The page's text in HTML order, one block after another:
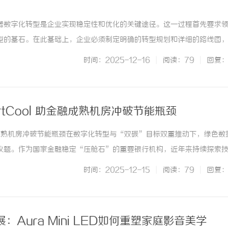
字化转型是企业实现稳定性和优化的关键途径。这一过程首先要求领
基石。在此基础上，企业必须制定明确的转型规划和详细的路线图，
行机制，促进技术与业务的深度融合，是确保转型顺利进行的另一关
时间：2025-12-16 阅读：79 回复
助金融成熟机房冲破节能瓶颈
房冲破节能瓶颈在数字化转型与“双碳”目标双重推动下，绿色数
题。作为国家金融稳定“压舱石”的重要银行机构，近年来持续探索技
两地数据中心陆续展开施耐德电气SmartCool末端空调节能解决方案
时间：2025-12-15 阅读：79 回复
：Aura Mini LED如何重塑家庭影音美学